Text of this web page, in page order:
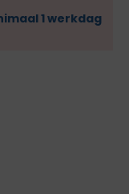
1 werkdag